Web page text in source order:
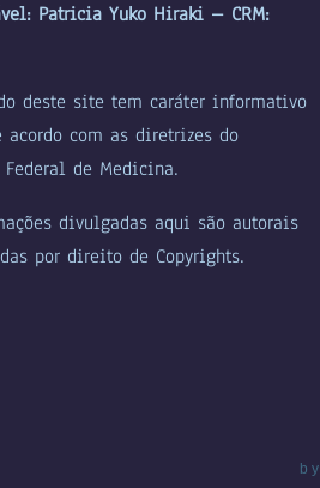
Patricia Yuko Hiraki – CRM:
deste site tem caráter informativo
acordo com as diretrizes do
Federal de Medicina.
divulgadas aqui são autorais
por direito de Copyrights.